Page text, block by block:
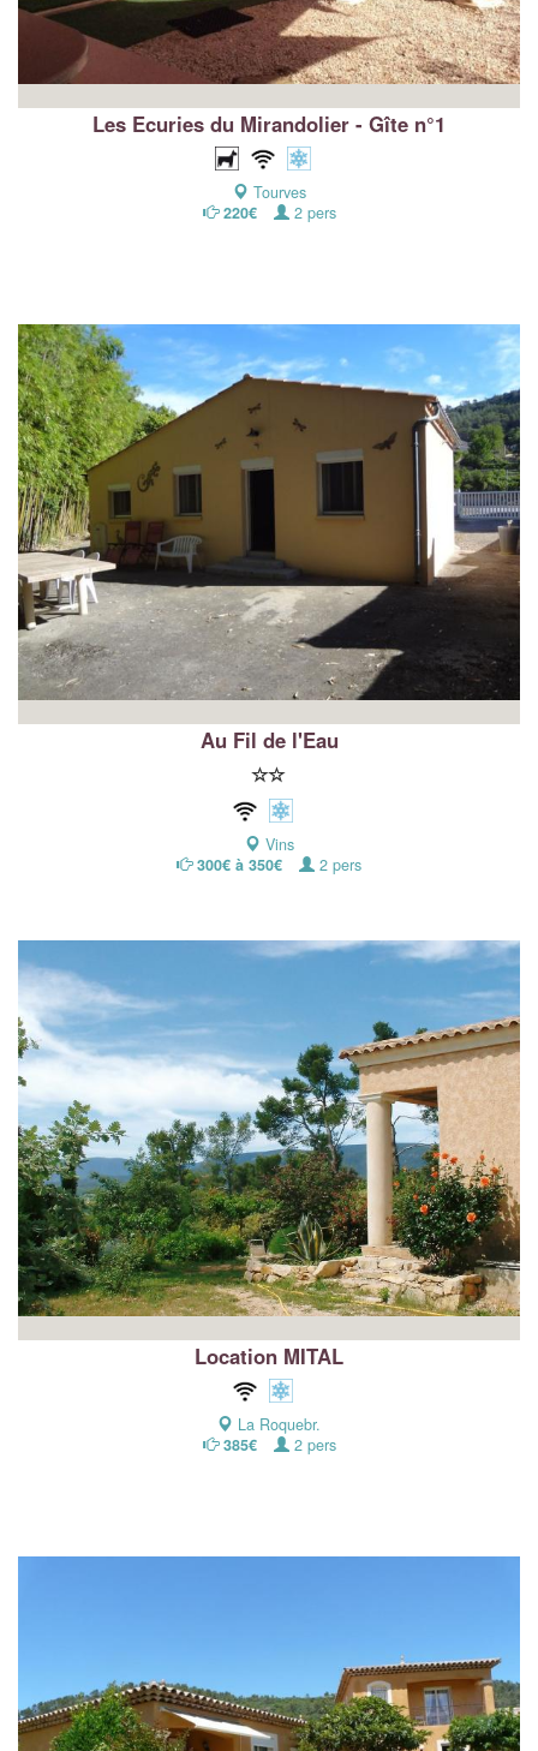
Les Ecuries du Mirandolier - Gîte n°1
Tourves
220€
2 pers
Au Fil de l'Eau
Vins
300€ à 350€
2 pers
Location MITAL
La Roquebr.
385€
2 pers